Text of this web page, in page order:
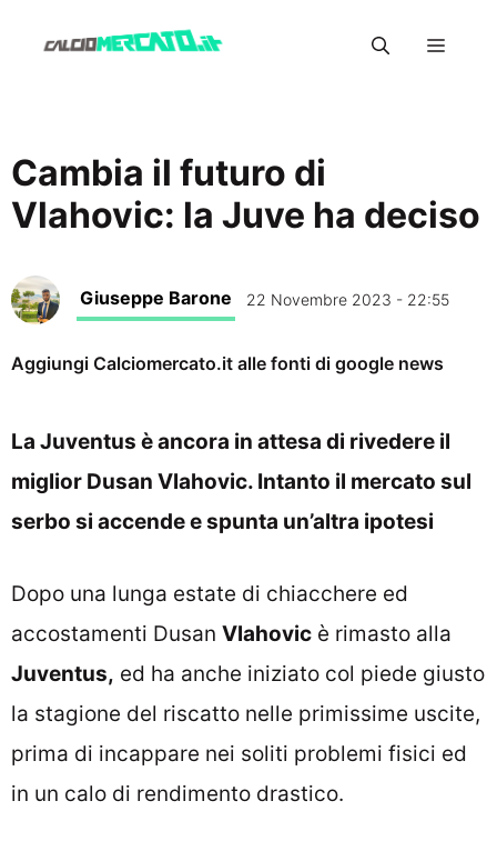
Menu
Cambia il futuro di
Vlahovic: la Juve ha deciso
Giuseppe Barone 22 Novembre 2023 - 22:55
Aggiungi Calciomercato.it alle fonti di google news
La Juventus è ancora in attesa di rivedere il
miglior Dusan Vlahovic. Intanto il mercato sul
serbo si accende e spunta un’altra ipotesi
Dopo una lunga estate di chiacchere ed
accostamenti Dusan Vlahovic è rimasto alla
Juventus, ed ha anche iniziato col piede giusto
la stagione del riscatto nelle primissime uscite,
prima di incappare nei soliti problemi fisici ed
in un calo di rendimento drastico.